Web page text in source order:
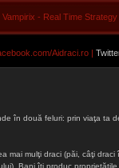
Vampirix - Real Time Strategy
Aidraci.ro|
în două feluri: prin viaţa ta
mulţi draci (păi, câţi
Bani îţi produc